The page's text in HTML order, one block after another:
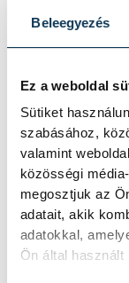
Beleegyezés
Ez a weboldal
Sütiket
szabásához,
valamint
közösségi
megosztjuk az
adatait, akik
adatokkal,
Ön által
Jelenleg
érvényben
1007-es, ez